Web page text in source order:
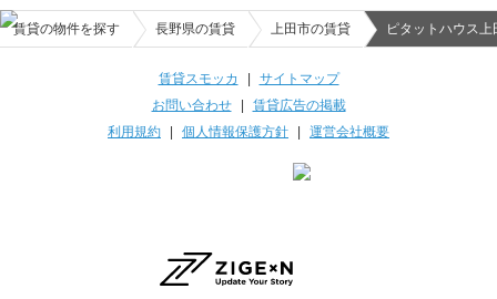
賃貸の物件を探す 長野県の賃貸 上田市の賃貸 ピタットハウス
賃貸スモッカ
サイトマップ
お問い合わせ| 賃貸広告の掲載
利用規約
個人情報保護方針 運営会社概要